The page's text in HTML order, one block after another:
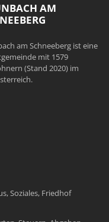
AM
am Schneeberg ist eine
mit 1579
(Stand 2020) im
Soziales, Friedhof